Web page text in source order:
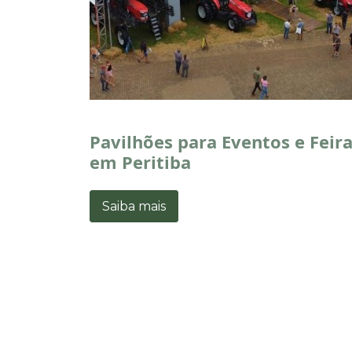
Pavilhões para Eventos e
em Peritiba
Saiba mais